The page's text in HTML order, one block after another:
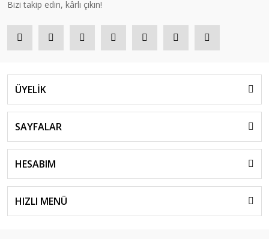
Bizi takip edin, kârlı çıkın!
ÜYELİK
SAYFALAR
HESABIM
HIZLI MENÜ